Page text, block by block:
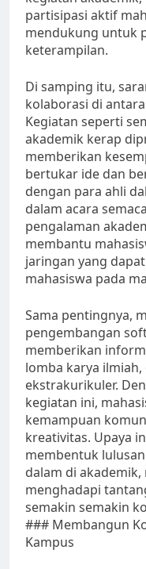
partisipasi aktif
mendukung untuk
keterampilan.
Di samping itu,
kolaborasi di
Kegiatan seperti
akademik kerap
memberikan
bertukar ide dan
dengan para ahli
dalam acara
pengalaman
membantu
jaringan yang
mahasiswa pada
Sama pentingnya,
pengembangan
memberikan
lomba karya
ekstrakurikuler.
kegiatan ini,
kemampuan
kreativitas. Upaya
membentuk
dalam di
menghadapi
semakin semakin
### Membangun
Kampus